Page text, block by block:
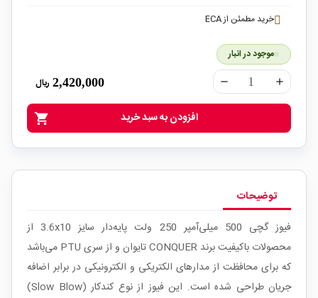
خرید مطمئن از ECA
موجود در انبار
remove add
2,420,000 ریال
shopping_cart افزودن به سبد خرید
توضیحات
فیوز گچی 500 میلی‌آمپر 250 ولت پایه‌دار سایز 3.6x10 از
محصولات باکیفیت برند CONQUER تایوان و از سری PTU می‌باشد
که برای محافظت از مدارهای الکتریکی و الکترونیکی در برابر اضافه
جریان طراحی شده است. این فیوز از نوع کندکار (Slow Blow)